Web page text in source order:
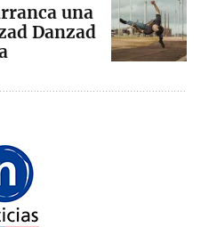
una
Danzad